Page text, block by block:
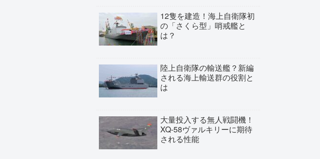
12隻を建造！海上自衛隊初
の「さくら型」哨戒艦と
は？
陸上自衛隊の輸送艦？新編
される海上輸送群の役割と
は
大量投入する無人戦闘機！
XQ-58ヴァルキリーに期待
される性能